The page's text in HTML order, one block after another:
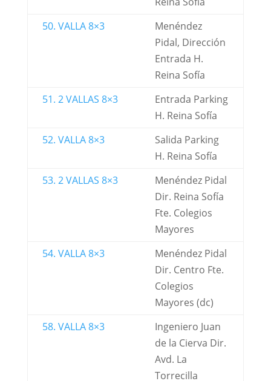
50. VALLA 8×3
Menéndez
Pidal, Dirección
Entrada H.
Reina Sofía
51. 2 VALLAS 8×3
Entrada Parking
H. Reina Sofía
52. VALLA 8×3
Salida Parking
H. Reina Sofía
53. 2 VALLAS 8×3
Menéndez Pidal
Dir. Reina Sofía
Fte. Colegios
Mayores
54. VALLA 8×3
Menéndez Pidal
Dir. Centro Fte.
Colegios
Mayores (dc)
58. VALLA 8×3
Ingeniero Juan
de la Cierva Dir.
Avd. La
Torrecilla